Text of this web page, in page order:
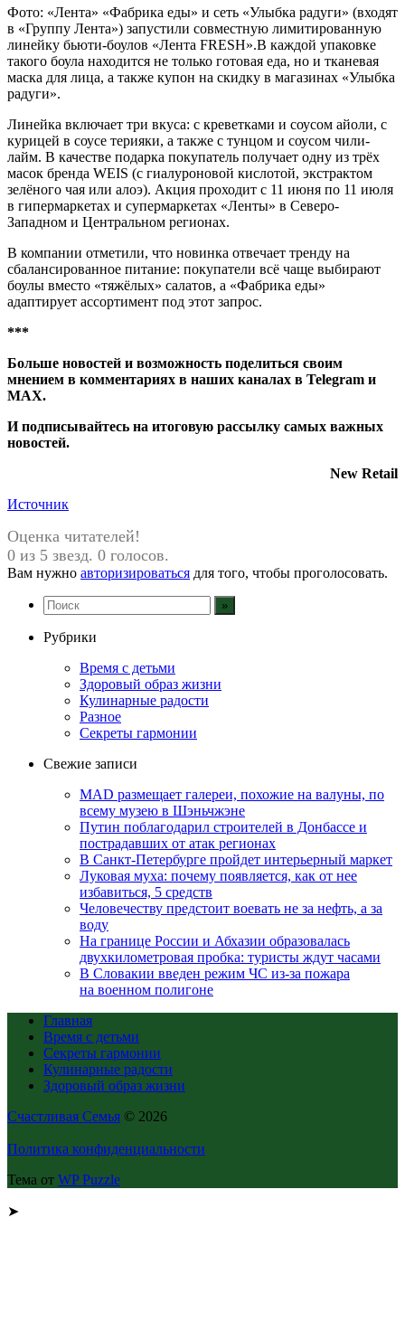
Фото: «Лента» «Фабрика еды» и сеть «Улыбка радуги» (входят
в «Группу Лента») запустили совместную лимитированную
линейку бьюти-боулов «Лента FRESH».В каждой упаковке
такого боула находится не только готовая еда, но и тканевая
маска для лица, а также купон на скидку в магазинах «Улыбка
радуги».
Линейка включает три вкуса: с креветками и соусом айоли, с
курицей в соусе терияки, а также с тунцом и соусом чили-
лайм. В качестве подарка покупатель получает одну из трёх
масок бренда WEIS (с гиалуроновой кислотой, экстрактом
зелёного чая или алоэ). Акция проходит с 11 июня по 11 июля
в гипермаркетах и супермаркетах «Ленты» в Северо-
Западном и Центральном регионах.
В компании отметили, что новинка отвечает тренду на
сбалансированное питание: покупатели всё чаще выбирают
боулы вместо «тяжёлых» салатов, а «Фабрика еды»
адаптирует ассортимент под этот запрос.
***
Больше новостей и возможность поделиться своим
мнением в комментариях в наших каналах в Telegram и
MAX.
Иподписывайтесь на итоговую рассылку самых важных
новостей.
New Retail
Источник
Оценка читателей!
0 из 5 звезд. 0 голосов.
Вам нужно авторизироваться для того, чтобы проголосовать.
Рубрики
Время с детьми
Здоровый образ жизни
Кулинарные радости
Разное
Секреты гармонии
Свежие записи
MAD размещает галереи, похожие на валуны, по
всему музею в Шэньчжэне
Путин поблагодарил строителей в Донбассе и
пострадавших от атак регионах
В Санкт-Петербурге пройдет интерьерный маркет
Луковая муха: почему появляется, как от нее
избавиться, 5 средств
Человечеству предстоит воевать не за нефть, а за
воду
На границе России и Абхазии образовалась
двухкилометровая пробка: туристы ждут часами
В Словакии введен режим ЧС из-за пожара
на военном полигоне
Главная
Время с детьми
Секреты гармонии
Кулинарные радости
Здоровый образ жизни
Счастливая Семья © 2026
Политика конфиденциальности
Тема от WP Puzzle
➤